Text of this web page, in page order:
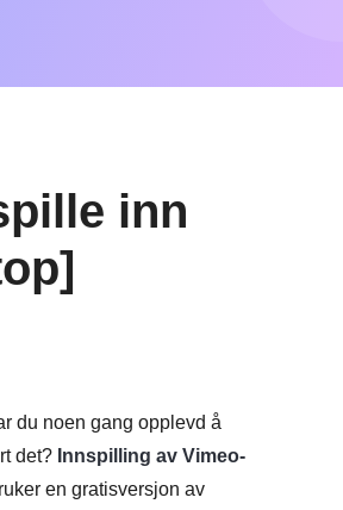
inn
du noen gang opplevd å
det? Innspilling av Vimeo-
en gratisversjon av